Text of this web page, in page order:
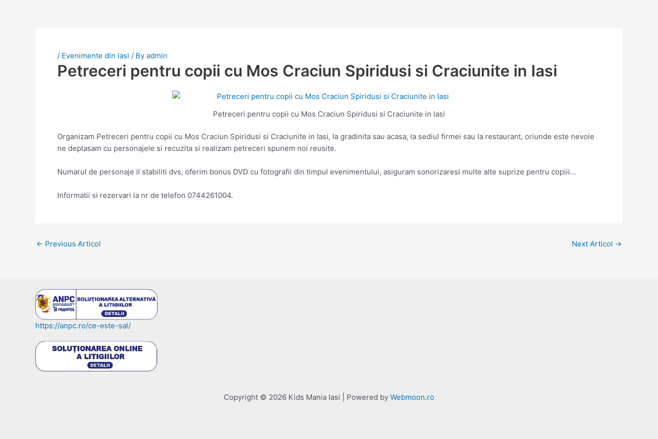
/ Evenimente din Iasi / By admin
Petreceri pentru copii cu Mos Craciun Spiridusi si Craciunite in Iasi
Petreceri pentru copii cu Mos Craciun Spiridusi si Craciunite in Iasi
Organizam Petreceri pentru copii cu Mos Craciun Spiridusi si Craciunite in Iasi, la gradinita sau acasa, la sediul firmei sau la restaurant, oriunde este nevoie
ne deplasam cu personajele si recuzita si realizam petreceri spunem noi reusite.
Numarul de personaje il stabiliti dvs, oferim bonus DVD cu fotografii din timpul evenimentului, asiguram sonorizaresi multe alte suprize pentru copiii…
Informatii si rezervari la nr de telefon 0744261004.
Post
← Previous Articol Next Articol →
https://anpc.ro/ce-este-sal/
Copyright © 2026 Kids Mania Iasi | Powered by Webmoon.ro